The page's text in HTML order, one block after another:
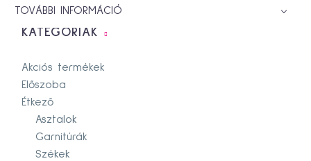
TOVÁBBI INFORMÁCIÓ
KATEGÓRIÁK
Akciós termékek
Előszoba
Étkező
Asztalok
Garnitúrák
Székek